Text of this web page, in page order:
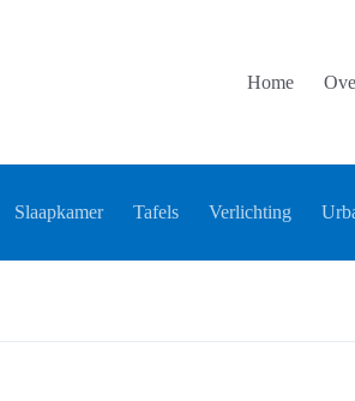
Home
Slaapkamer Tafels Verlichting